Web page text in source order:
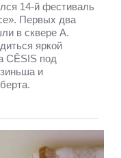
14-й фестиваль
Первых два
в сквере А.
яркой
CĒSIS под
и